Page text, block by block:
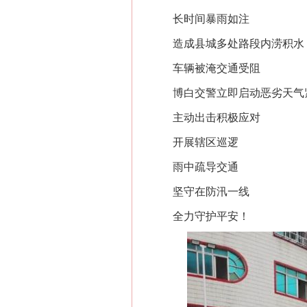
长时间暴雨如注
造成县城多处路段内涝积水
车辆被淹交通受阻
博白交警立即启动恶劣天气
主动出击积极应对
开展辖区巡逻
雨中疏导交通
坚守在防汛一线
全力守护平安！